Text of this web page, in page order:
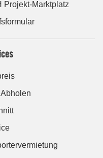
Projekt-Marktplatz